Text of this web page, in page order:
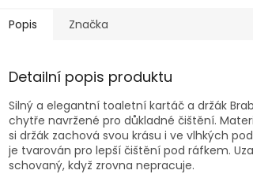
Popis Značka
Detailní popis produktu
Silný a elegantní toaletní kartáč a držák
chytře navržené pro důkladné čištění.
si držák zachová svou krásu i ve vlhkých
je tvarován pro lepší čištění pod ráfkem.
schovaný, když zrovna nepracuje.